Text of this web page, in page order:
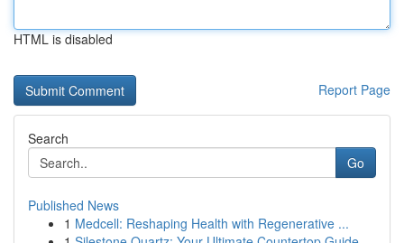
HTML is disabled
Report Page
Search
Go
Published News
1 Medcell: Reshaping Health with Regenerative ...